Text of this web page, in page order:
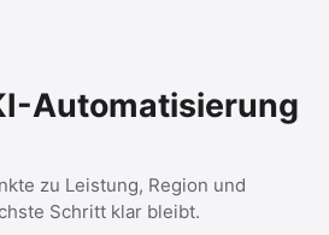
Automatisierung
zu Leistung, Region und
Schritt klar bleibt.